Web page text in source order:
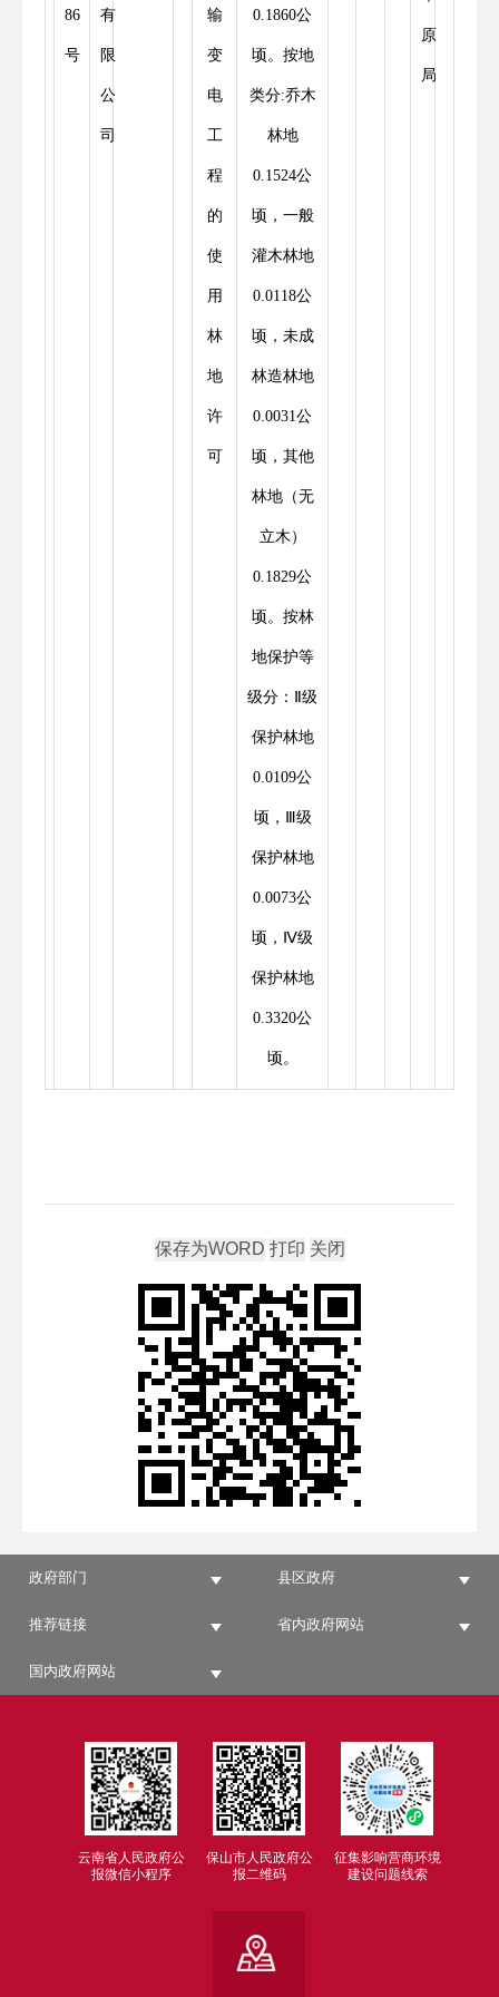
86
号
有
限
公
司
输
变
电
工
程
的
使
用
林
地
许
可
0.1860公
顷。按地
类分:乔木
林地
0.1524公
顷，一般
灌木林地
0.0118公
顷，未成
林造林地
0.0031公
顷，其他
林地（无
立木）
0.1829公
顷。按林
地保护等
级分：Ⅱ级
保护林地
0.0109公
顷，Ⅲ级
保护林地
0.0073公
顷，Ⅳ级
保护林地
0.3320公
顷。
原
局
政府部门 县区政府
推荐链接 省内政府网站
国内政府网站
云南省人民政府公
报微信小程序
保山市人民政府公
报二维码
征集影响营商环境
建设问题线索